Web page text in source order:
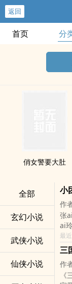
返回
首页 分
俏女警要大肚
全部
玄幻小说
武侠小说
仙侠小说
小
作
张
ai
最
三
作